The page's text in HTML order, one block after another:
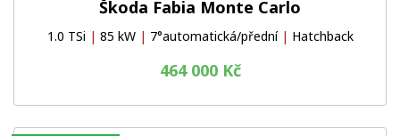
Škoda Fabia Monte Carlo
1.0 TSi | 85 kW | 7°automatická/přední | Hatchback
464 000 Kč